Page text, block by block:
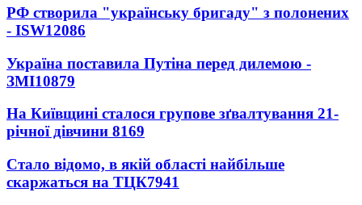
РФ створила "українську бригаду" з полонених
- ISW12086
Україна поставила Путіна перед дилемою -
ЗМІ10879
На Київщині сталося групове зґвалтування 21-
річної дівчини 8169
Стало відомо, в якій області найбільше
скаржаться на ТЦК7941